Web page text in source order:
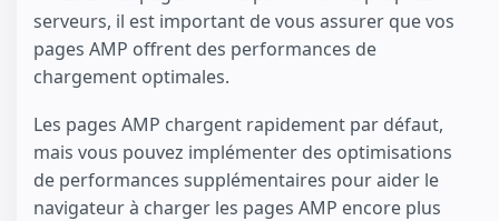
serveurs, il est important de vous assurer que vos
pages AMP offrent des performances de
chargement optimales.
Les pages AMP chargent rapidement par défaut,
mais vous pouvez implémenter des optimisations
de performances supplémentaires pour aider le
navigateur à charger les pages AMP encore plus